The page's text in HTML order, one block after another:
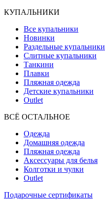
КУПАЛЬНИКИ
Все купальники
Новинки
Раздельные купальники
Слитные купальники
Танкини
Плавки
Пляжная одежда
Детские купальники
Outlet
ВCЁ ОСТАЛЬНОЕ
Одежда
Домашняя одежда
Пляжная одежда
Аксессуары для белья
Колготки и чулки
Outlet
Подарочные сертификаты